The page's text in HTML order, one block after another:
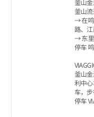
釜山
釜山
→ 在
路、
→ 东
停车
釜山
利中
车，
停车